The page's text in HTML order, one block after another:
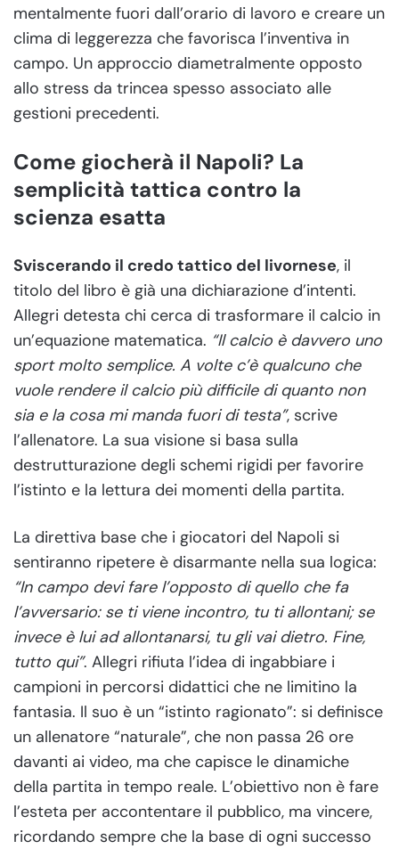
mentalmente fuori dall’orario di lavoro e creare un
clima di leggerezza che favorisca l’inventiva in
campo. Un approccio diametralmente opposto
allo stress da trincea spesso associato alle
gestioni precedenti.
Come giocherà il Napoli? La
semplicità tattica contro la
scienza esatta
Sviscerando il credo tattico del livornese, il
titolo del libro è già una dichiarazione d’intenti.
Allegri detesta chi cerca di trasformare il calcio in
un’equazione matematica. “Il calcio è davvero uno
sport molto semplice. A volte c’è qualcuno che
vuole rendere il calcio più difficile di quanto non
sia e la cosa mi manda fuori di testa”, scrive
l’allenatore. La sua visione si basa sulla
destrutturazione degli schemi rigidi per favorire
l’istinto e la lettura dei momenti della partita.
La direttiva base che i giocatori del Napoli si
sentiranno ripetere è disarmante nella sua logica:
“In campo devi fare l’opposto di quello che fa
l’avversario: se ti viene incontro, tu ti allontani; se
invece è lui ad allontanarsi, tu gli vai dietro. Fine,
tutto qui”. Allegri rifiuta l’idea di ingabbiare i
campioni in percorsi didattici che ne limitino la
fantasia. Il suo è un “istinto ragionato”: si definisce
un allenatore “naturale”, che non passa 26 ore
davanti ai video, ma che capisce le dinamiche
della partita in tempo reale. L’obiettivo non è fare
l’esteta per accontentare il pubblico, ma vincere,
ricordando sempre che la base di ogni successo